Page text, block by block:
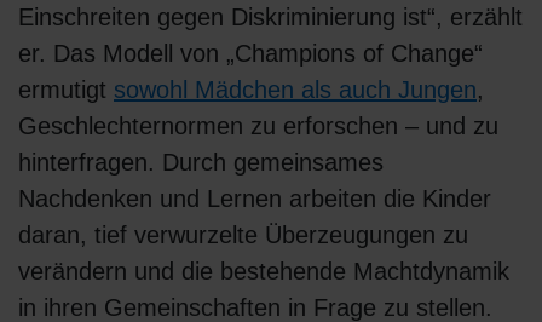
Einschreiten gegen Diskriminierung ist“, erzählt
er. Das Modell von „Champions of Change“
ermutigt sowohl Mädchen als auch Jungen,
Geschlechternormen zu erforschen – und zu
hinterfragen. Durch gemeinsames
Nachdenken und Lernen arbeiten die Kinder
daran, tief verwurzelte Überzeugungen zu
verändern und die bestehende Machtdynamik
in ihren Gemeinschaften in Frage zu stellen.